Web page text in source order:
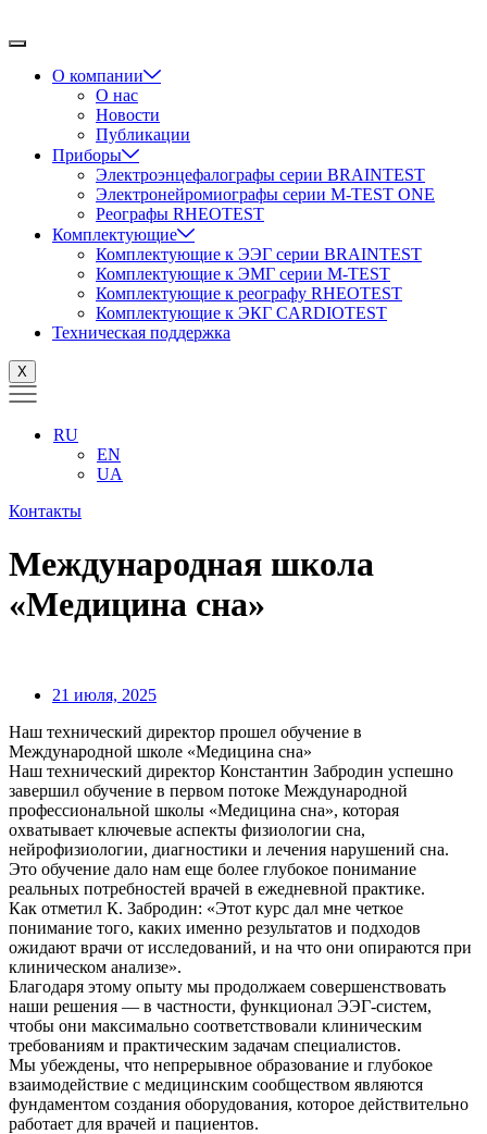
к
О компании
О нас
Новости
Публикации
Приборы
Электроэнцефалографы серии BRAINTEST
Электронейромиографы серии M-TEST ONE
Реографы RHEOTEST
Комплектующие
Комплектующие к ЭЭГ серии BRAINTEST
Комплектующие к ЭМГ серии M-TEST
Комплектующие к реографу RHEOTEST
Комплектующие к ЭКГ CARDIOTEST
Техническая поддержка
X
RU
EN
UA
Контакты
Международная школа
«Медицина сна»
21 июля, 2025
Наш технический директор прошел обучение в
Международной школе «Медицина сна»
Наш технический директор Константин Забродин успешно
завершил обучение в первом потоке Международной
профессиональной школы «Медицина сна», которая
охватывает ключевые аспекты физиологии сна,
нейрофизиологии, диагностики и лечения нарушений сна.
Это обучение дало нам еще более глубокое понимание
реальных потребностей врачей в ежедневной практике.
Как отметил К. Забродин: «Этот курс дал мне четкое
понимание того, каких именно результатов и подходов
ожидают врачи от исследований, и на что они опираются при
клиническом анализе».
Благодаря этому опыту мы продолжаем совершенствовать
наши решения — в частности, функционал ЭЭГ-систем,
чтобы они максимально соответствовали клиническим
требованиям и практическим задачам специалистов.
Мы убеждены, что непрерывное образование и глубокое
взаимодействие с медицинским сообществом являются
фундаментом создания оборудования, которое действительно
работает для врачей и пациентов.